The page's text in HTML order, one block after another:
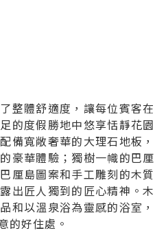
整體舒適度，讓每位賓客在
的度假勝地中悠享恬靜花園
備寬敞奢華的大理石地板，
豪華體驗；獨樹一幟的巴厘
厘島圖案和手工雕刻的木質
出匠人獨到的匠心精神。木
和以溫泉浴為靈感的浴室，
的好住處。